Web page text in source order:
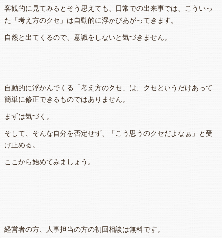
客観的に見てみるとそう思えても、日常での出来事では、こういっ
た「考え方のクセ」は自動的に浮かびあがってきます。
自然と出てくるので、意識をしないと気づきません。
自動的に浮かんでくる「考え方のクセ」は、クセというだけあって
簡単に修正できるものではありません。
まずは気づく。
そして、そんな自分を否定せず、「こう思うのクセだよなぁ」と受
け止める。
ここから始めてみましょう。
経営者の方、人事担当の方の初回相談は無料です。